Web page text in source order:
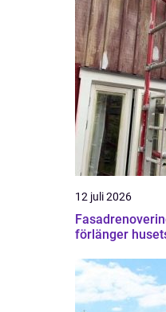
12 juli 2026
förlänger